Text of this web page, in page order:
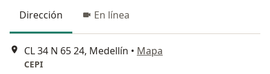
Dirección En línea
CL 34 N 65 24, Medellín • Mapa
CEPI